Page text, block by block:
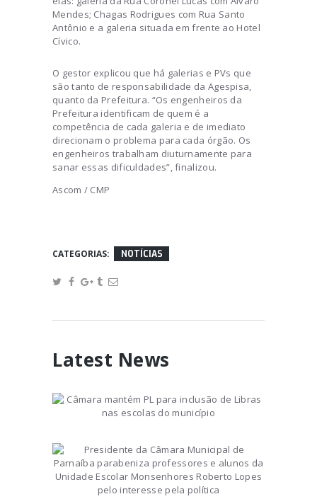
Mendes; Chagas Rodrigues com Rua Santo
Antônio e a galeria situada em frente ao Hotel
Cívico.
O gestor explicou que há galerias e PVs que
são tanto de responsabilidade da Agespisa,
quanto da Prefeitura. “Os engenheiros da
Prefeitura identificam de quem é a
competência de cada galeria e de imediato
direcionam o problema para cada órgão. Os
engenheiros trabalham diuturnamente para
sanar essas dificuldades”, finalizou.
Ascom / CMP
CATEGORIAS: NOTÍCIAS
Latest News
Câmara mantém PL para
inclusão de Libras nas
Presidente da Câmara
Municipal de Parnaíba
parabeniza professores e
August 17, 2017